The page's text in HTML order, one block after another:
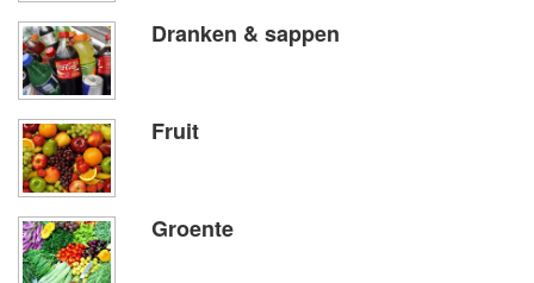
Dranken & sappen
Fruit
Groente